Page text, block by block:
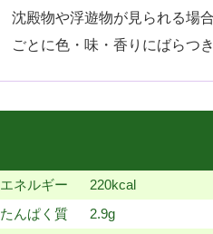
沈殿物や浮遊物が見られる場
ごとに色・味・香りにばらつ
エネルギー
220kcal
たんぱく質
2.9g